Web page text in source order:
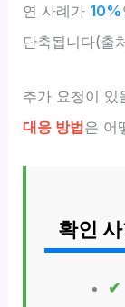
연 사례가 10%
단축됩니다(출
추가 요청이 있
대응 방법은 어
확인